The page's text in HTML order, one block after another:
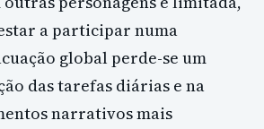
a participar numa
global perde-se um
das tarefas diárias e na
narrativos mais